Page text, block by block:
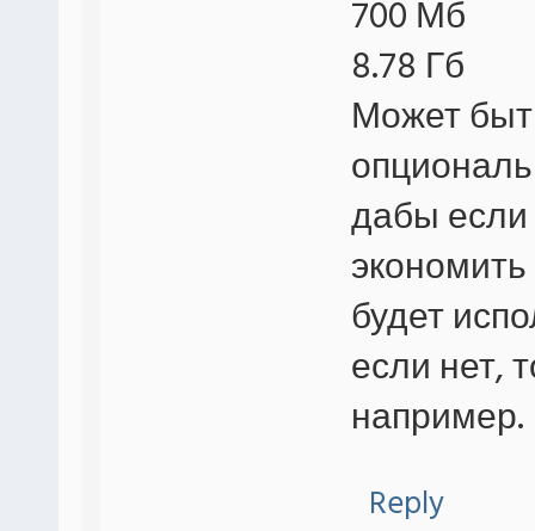
700 Мб
8.78 Гб
Может
дабы
будет
если нет,
например.
Reply